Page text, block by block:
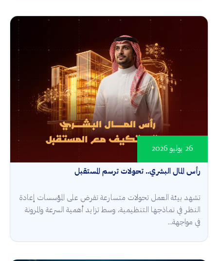
رأس المال البشري.. تحولات ترسم المستقبل
26 يوليو 2026
تشهد بيئة العمل تحولات متسارعة تفرض على المؤسسات إعادة
النظر في نماذجها التنظيمية، وسط تزايد أهمية السرعة والمرونة
في مواجهة...